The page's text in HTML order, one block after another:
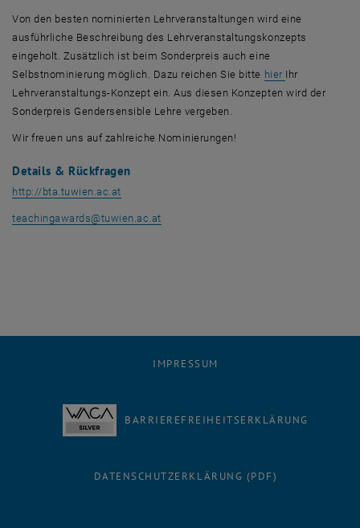
Von den besten nominierten Lehrveranstaltungen wird eine
ausführliche Beschreibung des Lehrveranstaltungskonzepts
eingeholt. Zusätzlich ist beim Sonderpreis auch eine
Selbstnominierung möglich. Dazu reichen Sie bitte hier Ihr
Lehrveranstaltungs-Konzept ein. Aus diesen Konzepten wird der
Sonderpreis Gendersensible Lehre vergeben.
Wir freuen uns auf zahlreiche Nominierungen!
Details & Rückfragen
http://bta.tuwien.ac.at, öffnet eine externe URL in einem neuen Fenster
teachingawards@tuwien.ac.at
IMPRESSUM
BARRIEREFREIHEITSERKLÄRUNG
DATENSCHUTZERKLÄRUNG (PDF)